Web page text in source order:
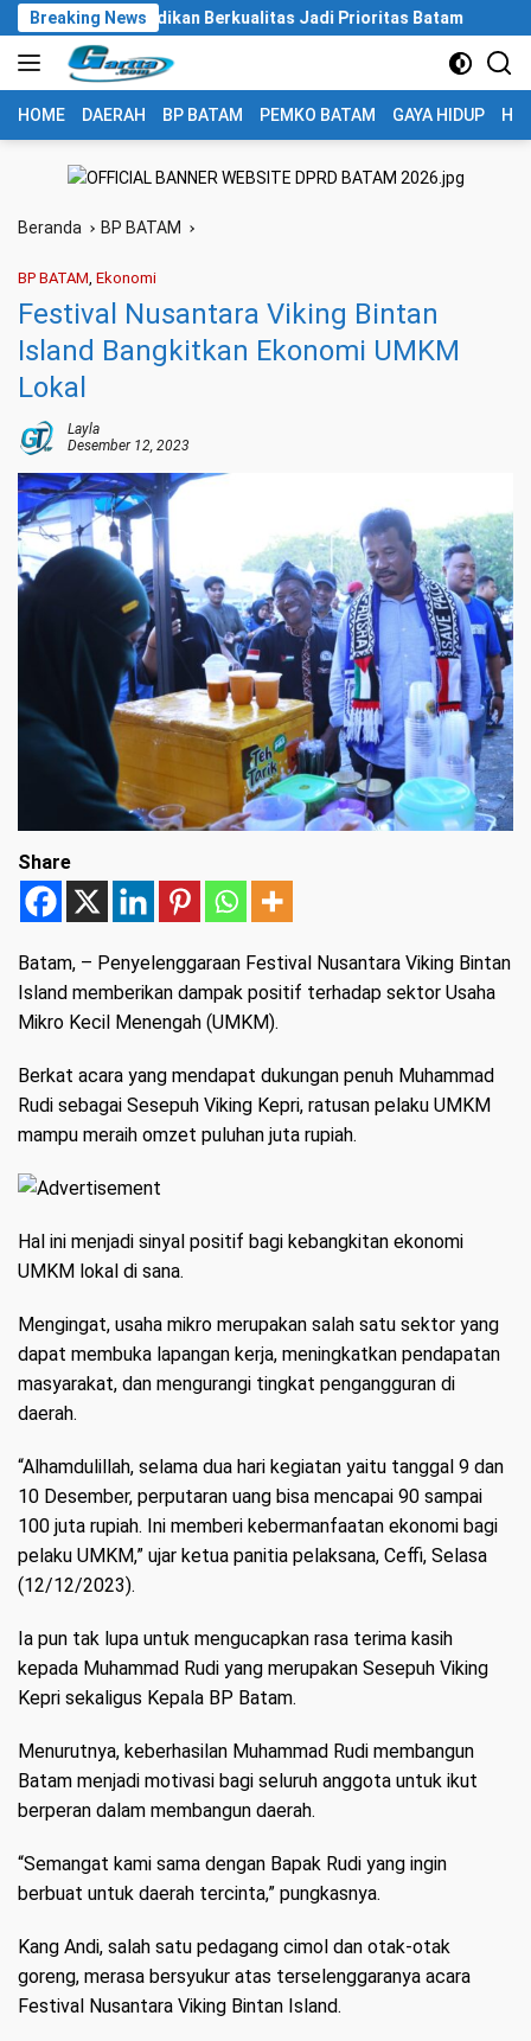
Langsung
ke
konten
Breaking News
Pendidikan Berkualitas Jadi Prioritas Batam BP Batam
HOME DAERAH BP BATAM PEMKO BATAM GAYA HIDUP
Beranda BP BATAM
BP BATAM, Ekonomi
Festival Nusantara Viking Bintan
Island Bangkitkan Ekonomi UMKM
Lokal
Layla
Desember 12, 2023
Share
Batam, – Penyelenggaraan Festival Nusantara Viking Bintan
Island memberikan dampak positif terhadap sektor Usaha
Mikro Kecil Menengah (UMKM).
Berkat acara yang mendapat dukungan penuh Muhammad
Rudi sebagai Sesepuh Viking Kepri, ratusan pelaku UMKM
mampu meraih omzet puluhan juta rupiah.
Hal ini menjadi sinyal positif bagi kebangkitan ekonomi
UMKM lokal di sana.
Mengingat, usaha mikro merupakan salah satu sektor yang
dapat membuka lapangan kerja, meningkatkan pendapatan
masyarakat, dan mengurangi tingkat pengangguran di
daerah.
“Alhamdulillah, selama dua hari kegiatan yaitu tanggal 9 dan
10 Desember, perputaran uang bisa mencapai 90 sampai
100 juta rupiah. Ini memberi kebermanfaatan ekonomi bagi
pelaku UMKM,” ujar ketua panitia pelaksana, Ceffi, Selasa
(12/12/2023).
Ia pun tak lupa untuk mengucapkan rasa terima kasih
kepada Muhammad Rudi yang merupakan Sesepuh Viking
Kepri sekaligus Kepala BP Batam.
Menurutnya, keberhasilan Muhammad Rudi membangun
Batam menjadi motivasi bagi seluruh anggota untuk ikut
berperan dalam membangun daerah.
“Semangat kami sama dengan Bapak Rudi yang ingin
berbuat untuk daerah tercinta,” pungkasnya.
Kang Andi, salah satu pedagang cimol dan otak-otak
goreng, merasa bersyukur atas terselenggaranya acara
Festival Nusantara Viking Bintan Island.